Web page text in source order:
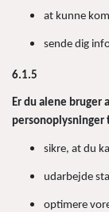
at kunne
sende dig
6.1.5
Er du alene bruger
personoplysninger
sikre, at du
udarbejde
optimere